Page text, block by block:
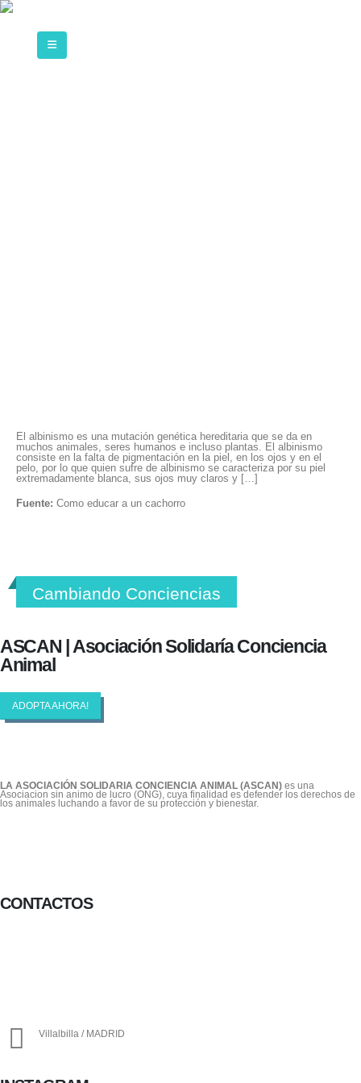
El albinismo es una mutación genética hereditaria que se da en
muchos animales, seres humanos e incluso plantas. El albinismo
consiste en la falta de pigmentación en la piel, en los ojos y en el
pelo, por lo que quien sufre de albinismo se caracteriza por su piel
extremadamente blanca, sus ojos muy claros y […]
Fuente: Como educar a un cachorro
Cambiando Conciencias
ASCAN | Asociación Solidaría Conciencia
Animal
ADOPTA AHORA!
LA ASOCIACIÓN SOLIDARIA CONCIENCIA ANIMAL (ASCAN) es una
Asociacion sin animo de lucro (ONG), cuya finalidad es defender los derechos de
los animales luchando a favor de su protección y bienestar.
CONTACTOS
Villalbilla / MADRID